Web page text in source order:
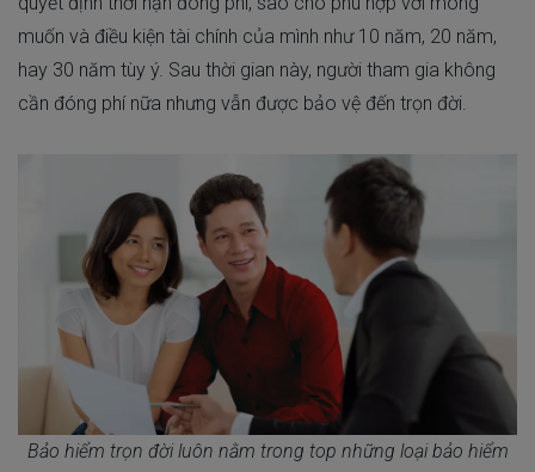
muốn và điều kiện tài chính của mình như 10 năm, 20 năm,
hay 30 năm tùy ý. Sau thời gian này, người tham gia không
cần đóng phí nữa nhưng vẫn được bảo vệ đến trọn đời.
Bảo hiểm trọn đời luôn nằm trong top những loại bảo hiểm